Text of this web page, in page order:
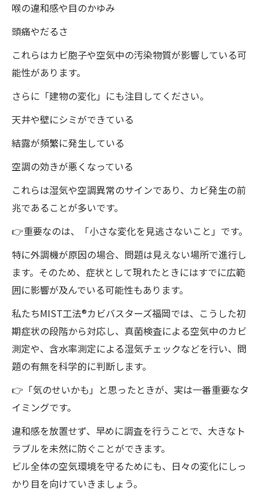
喉の違和感や目のかゆみ
頭痛やだるさ
これらはカビ胞子や空気中の汚染物質が影響している可
能性があります。
さらに「建物の変化」にも注目してください。
天井や壁にシミができている
結露が頻繁に発生している
空調の効きが悪くなっている
これらは湿気や空調異常のサインであり、カビ発生の前
兆であることが多いです。
👉重要なのは、「小さな変化を見逃さないこと」です。
特に外調機が原因の場合、問題は見えない場所で進行し
ます。そのため、症状として現れたときにはすでに広範
囲に影響が及んでいる可能性もあります。
私たちMIST工法®カビバスターズ福岡では、こうした初
期症状の段階から対応し、真菌検査による空気中のカビ
測定や、含水率測定による湿気チェックなどを行い、問
題の有無を科学的に判断します。
👉「気のせいかも」と思ったときが、実は一番重要なタ
イミングです。
違和感を放置せず、早めに調査を行うことで、大きなト
ラブルを未然に防ぐことができます。
ビル全体の空気環境を守るためにも、日々の変化にしっ
かり目を向けていきましょう。